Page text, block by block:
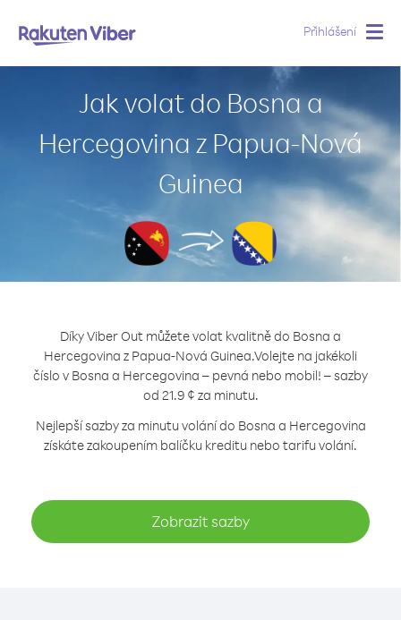
Přihlášení
Jak volat do Bosna a
Hercegovina z Papua-Nová
Guinea
Díky Viber Out můžete volat kvalitně do Bosna a
Hercegovina z Papua-Nová Guinea.Volejte na jakékoli
číslo v Bosna a Hercegovina – pevná nebo mobil! – sazby
od 21.9 ¢ za minutu.
Nejlepší sazby za minutu volání do Bosna a Hercegovina
získáte zakoupením balíčku kreditu nebo tarifu volání.
Zobrazit sazby